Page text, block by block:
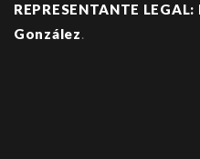
REPRESENTANTE
González.